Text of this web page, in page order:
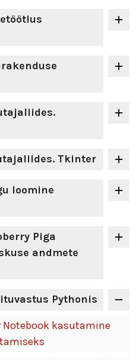
Tkinter
loomine
Piga
andmete
Pythonis
Notebook kasutamine